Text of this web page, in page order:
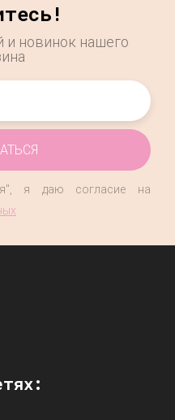
и новинок нашего
я даю согласие на